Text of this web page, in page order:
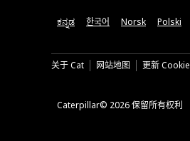
ಕನ್ನಡ 한국어 Norsk Polski
关于 Cat 网站地图 更新
Caterpillar© 2026 保留所有权利